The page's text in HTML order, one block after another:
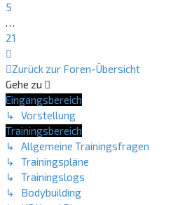
5
…
21
Zurück zur Foren-Übersicht
Gehe zu
Eingangsbereich
↳ Vorstellung
Trainingsbereich
↳ Allgemeine Trainingsfragen
↳ Trainingspläne
↳ Trainingslogs
↳ Bodybuilding